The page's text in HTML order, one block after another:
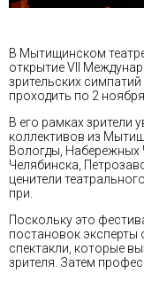
В Мытищинском
открытие VII
зрительских
проходить по 2
В его рамках зрители
коллективов из
Вологды, Набережных
Челябинска,
ценители
при.
Поскольку это
постановок эксперты
спектакли, которые
зрителя. Затем